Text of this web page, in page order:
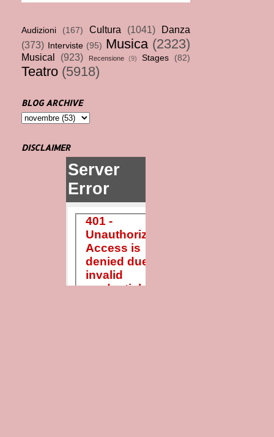
Audizioni (167) Cultura (1041)
Danza
(373)
Interviste (95) Musica (2323)
Musical (923) Recensione (9) Stages (82)
Teatro (5918)
BLOG ARCHIVE
DISCLAIMER